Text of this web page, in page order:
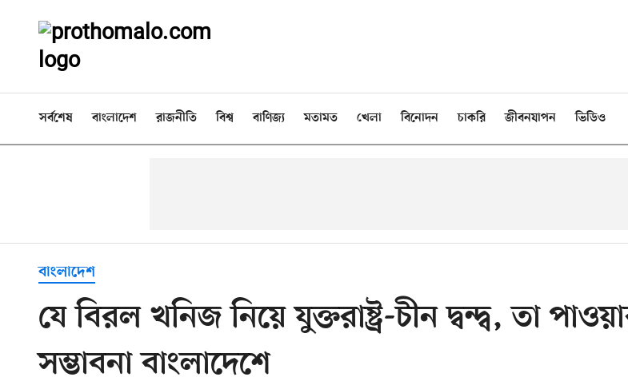
সর্বশেষ বাংলাদেশ রাজনীতি বিশ্ব বাণিজ্য মতামত খেলা বিনোদন চাকরি জীবনযাপন ভিডিও
বাংলাদেশ
যে বিরল খনিজ নিয়ে যুক্তরাষ্ট্র-চীন দ্বন্দ্ব, তা
সম্ভাবনা বাংলাদেশে